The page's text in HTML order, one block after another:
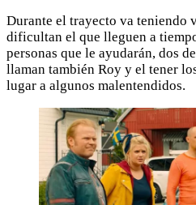
Durante el trayecto va teniendo
dificultan el que lleguen a
personas que le ayudarán, dos
llaman también Roy y el tener
lugar a algunos malentendidos.